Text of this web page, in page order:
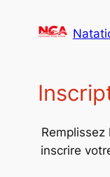
inscrire